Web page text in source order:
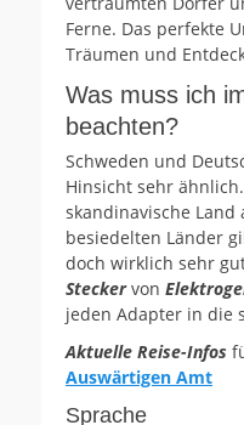
Ferne. Das perfekte
Träumen und
Was muss ich
beachten?
Schweden und
Hinsicht sehr
skandinavische
besiedelten Länder
doch wirklich sehr
Steckervon
jeden Adapter in die
Aktuelle Reise-Infos
Auswärtigen Amt
Sprache